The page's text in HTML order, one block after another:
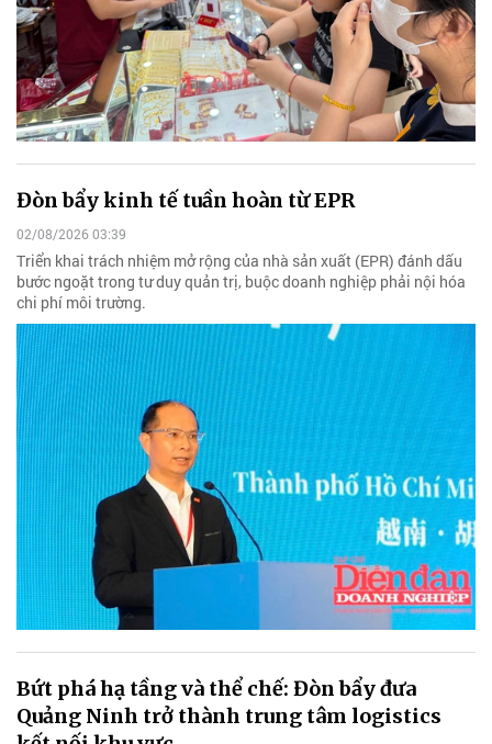
Đòn bẩy kinh tế tuần hoàn từ EPR
02/08/2026 03:39
Triển khai trách nhiệm mở rộng của nhà sản xuất (EPR) đánh dấu
bước ngoặt trong tư duy quản trị, buộc doanh nghiệp phải nội hóa
chi phí môi trường.
Bứt phá hạ tầng và thể chế: Đòn bẩy đưa
Quảng Ninh trở thành trung tâm logistics